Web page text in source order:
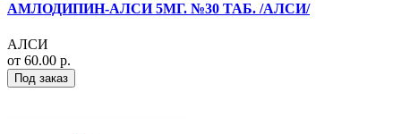
АМЛОДИПИН-АЛСИ 5МГ. №30 ТАБ. /АЛСИ/
АЛСИ
от 60.00 р.
Под заказ